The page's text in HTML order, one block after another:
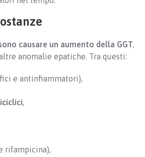
causare un aumento della GGT,
anomalie epatiche. Tra questi:
e antinfiammatori),
,
rifampicina),